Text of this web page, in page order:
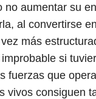
no aumentar su
al convertirse
más
si
fuerzas que
vivos consiguen